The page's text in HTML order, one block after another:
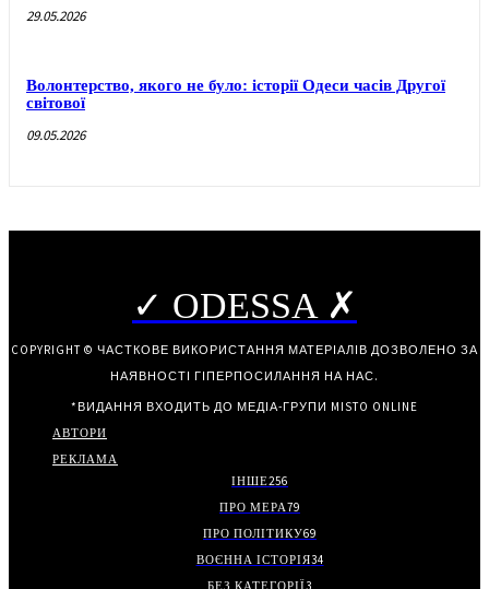
29.05.2026
Волонтерство, якого не було: історії Одеси часів Другої
світової
09.05.2026
✓ ODESSA ✗
COPYRIGHT © ЧАСТКОВЕ ВИКОРИСТАННЯ МАТЕРІАЛІВ ДОЗВОЛЕНО ЗА
НАЯВНОСТІ ГІПЕРПОСИЛАННЯ НА НАС.
*ВИДАННЯ ВХОДИТЬ ДО МЕДІА-ГРУПИ MISTO ONLINE
АВТОРИ
РЕКЛАМА
ІНШЕ256
ПРО МЕРА79
ПРО ПОЛІТИКУ69
ВОЄННА ІСТОРІЯ34
БЕЗ КАТЕГОРІЇ3